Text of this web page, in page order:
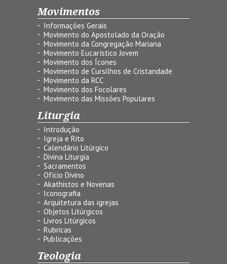
Movimentos
Informações Gerais
Movimento do Apostolado da Oração
Movimento da Congregação Mariana
Movimento Eucarístico Jovem
Movimento dos Ícones
Movimento de Cursilhos de Cristandade
Movimento da RCC
Movimento dos Focolares
Movimento das Missões Populares
Liturgia
Introdução
Igreja e Rito
Calendário Litúrgico
Divina Liturgia
Sacramentos
Ofício Divino
Akathistos e Novenas
Iconografia
Arquitetura das igrejas
Objetos Litúrgicos
Livros Litúrgicos
Rubricas
Publicações
Teologia